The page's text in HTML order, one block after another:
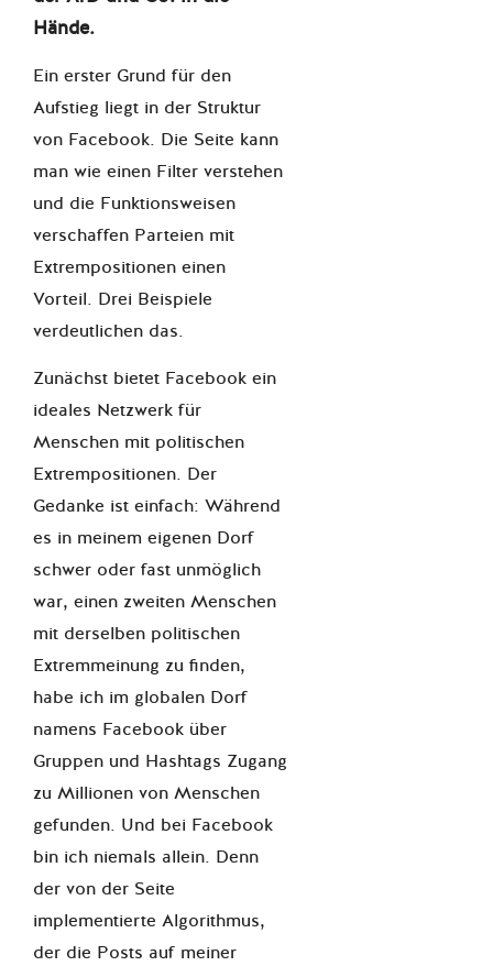
Hände.
Ein erster Grund für den
Aufstieg liegt in der Struktur
von Facebook. Die Seite kann
man wie einen Filter verstehen
und die Funktionsweisen
verschaffen Parteien mit
Extrempositionen einen
Vorteil. Drei Beispiele
verdeutlichen das.
Zunächst bietet Facebook ein
ideales Netzwerk für
Menschen mit politischen
Extrempositionen. Der
Gedanke ist einfach: Während
es in meinem eigenen Dorf
schwer oder fast unmöglich
war, einen zweiten Menschen
mit derselben politischen
Extremmeinung zu finden,
habe ich im globalen Dorf
namens Facebook über
Gruppen und Hashtags Zugang
zu Millionen von Menschen
gefunden. Und bei Facebook
bin ich niemals allein. Denn
der von der Seite
implementierte Algorithmus,
der die Posts auf meiner